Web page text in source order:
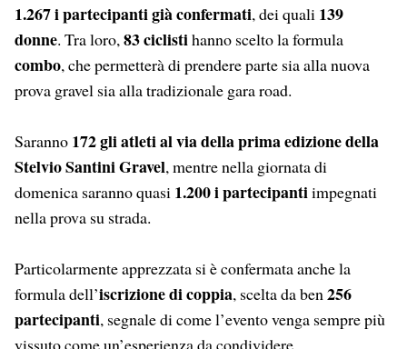
1.267 i partecipanti già confermati, dei quali 139
donne. Tra loro, 83 ciclistihanno scelto la formula
combo, che permetterà di prendere parte sia alla nuova
prova gravel sia alla tradizionale gara road.
Saranno 172 gli atleti al via della prima edizione della
Stelvio Santini Gravel, mentre nella giornata di
domenica saranno quasi 1.200 i partecipantiimpegnati
nella prova su strada.
Particolarmente apprezzata si è confermata anche la
formula dell’iscrizione di coppia, scelta da ben 256
partecipanti, segnale di come l’evento venga sempre più
vissuto come un’esperienza da condividere.